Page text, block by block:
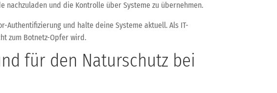
und die Kontrolle über Systeme zu übernehmen.
Authentifizierung und halte deine Systeme aktuell. Als IT-
zum Botnetz-Opfer wird.
für den Naturschutz bei